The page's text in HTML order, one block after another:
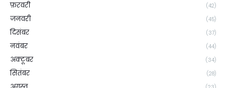
फ़रवरी (42)
जनवरी (45)
दिसंबर (37)
नवंबर (44)
अक्टूबर (34)
सितंबर (28)